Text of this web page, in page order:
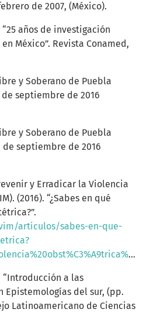
de 2007, (México).
“25 años de investigación
México”. Revista Conamed,
y Soberano de Puebla
de septiembre de 2016
y Soberano de Puebla
de septiembre de 2016
y Erradicar la Violencia
(2016). “¿Sabes en qué
articulos/sabes-en-que-
“Introducción a las
Epistemologías del sur, (pp.
Latinoamericano de Ciencias